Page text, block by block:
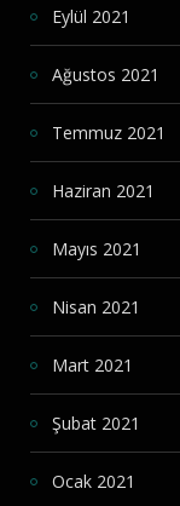
Eylül 2021
Ağustos 2021
Temmuz 2021
Haziran 2021
Mayıs 2021
Nisan 2021
Mart 2021
Şubat 2021
Ocak 2021